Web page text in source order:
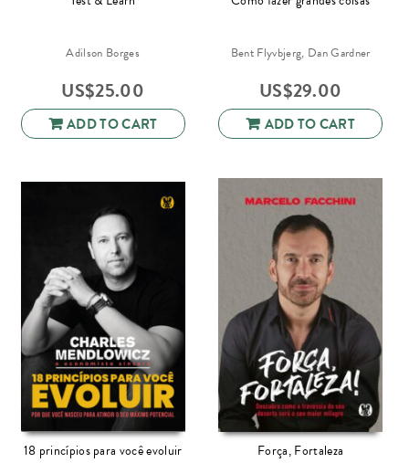
Adilson Borges
US$25.00
ADD TO CART
Bent Flyvbjerg, Dan Gardner
US$29.00
ADD TO CART
18 princípios para você evoluir Força, Fortaleza